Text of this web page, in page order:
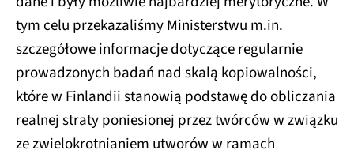
tym celu przekazaliśmy Ministerstwu m.in.
szczegółowe informacje dotyczące regularnie
prowadzonych badań nad skalą kopiowalności,
które w Finlandii stanowią podstawę do obliczania
realnej straty poniesionej przez twórców w związku
ze zwielokrotnianiem utworów w ramach